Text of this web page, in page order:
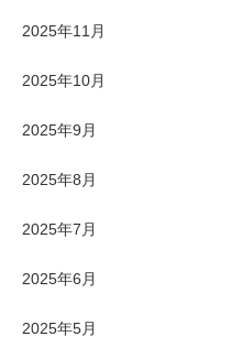
2025年11月
2025年10月
2025年9月
2025年8月
2025年7月
2025年6月
2025年5月